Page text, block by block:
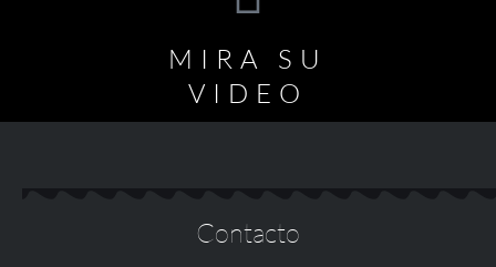
MIRA SU
VIDEO
Contacto